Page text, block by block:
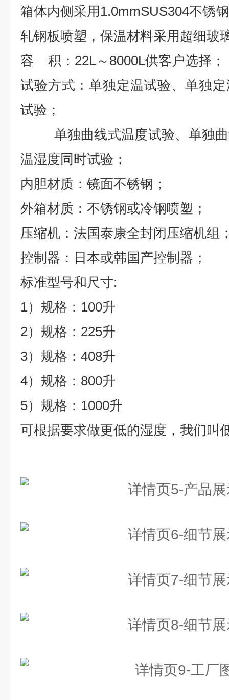
箱体内侧采用 1.0mmSUS304不锈
轧钢板喷塑，保温材料采用超细玻
容 积：22L～8000L供客户选择 ；
试验方式：单独定温试验、单独
试验；
单独曲线式温度试验、单独曲
温湿度同时试验；
内胆材质：镜面不锈钢；
外箱材质：不锈钢或冷钢喷塑；
压缩机：法国泰康全封闭压缩机组
控制器：日本或韩国产控制器；
标准型号和尺寸:
1）规格：100升
2）规格：225升
3）规格：408升
4）规格：800升
5）规格：1000升
可根据要求做更低的湿度，我们叫